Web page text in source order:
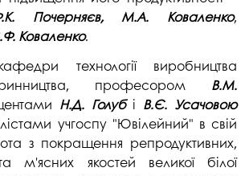
Почерняєв, М.А. Коваленко,
Коваленко.
технології виробництва
професором В.М.
Н.Д. Голубі В.Є. Усачовою
учгоспу "Ювілейний" в свій
з покращення репродуктивних,
та м'ясних якостей великої білої